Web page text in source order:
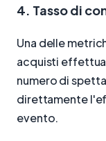
4. Tasso di
Una delle
acquisti
numero di
direttamente
evento.